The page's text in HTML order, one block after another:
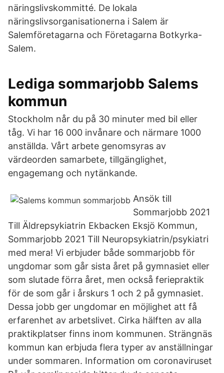
näringslivskommitté. De lokala
näringslivsorganisationerna i Salem är
Salemföretagarna och Företagarna Botkyrka-
Salem.
Lediga sommarjobb Salems
kommun
Stockholm når du på 30 minuter med bil eller
tåg. Vi har 16 000 invånare och närmare 1000
anställda. Vårt arbete genomsyras av
värdeorden samarbete, tillgänglighet,
engagemang och nytänkande.
Ansök till
Sommarjobb 2021
Till Äldrepsykiatrin Ekbacken Eksjö Kommun,
Sommarjobb 2021 Till Neuropsykiatrin/psykiatri
med mera! Vi erbjuder både sommarjobb för
ungdomar som går sista året på gymnasiet eller
som slutade förra året, men också feriepraktik
för de som går i årskurs 1 och 2 på gymnasiet.
Dessa jobb ger ungdomar en möjlighet att få
erfarenhet av arbetslivet. Cirka hälften av alla
praktikplatser finns inom kommunen. Strängnäs
kommun kan erbjuda flera typer av anställningar
under sommaren. Information om coronaviruset